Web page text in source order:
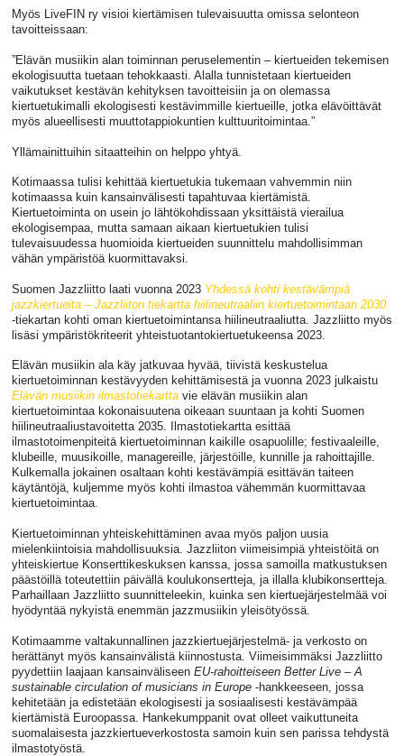
Myös LiveFIN ry visioi kiertämisen tulevaisuutta omissa selonteon
tavoitteissaan:
”Elävän musiikin alan toiminnan peruselementin – kiertueiden tekemisen
ekologisuutta tuetaan tehokkaasti. Alalla tunnistetaan kiertueiden
vaikutukset kestävän kehityksen tavoitteisiin ja on olemassa
kiertuetukimalli ekologisesti kestävimmille kiertueille, jotka elävöittävät
myös alueellisesti muuttotappiokuntien kulttuuritoimintaa.”
Yllämainittuihin sitaatteihin on helppo yhtyä.
Kotimaassa tulisi kehittää kiertuetukia tukemaan vahvemmin niin
kotimaassa kuin kansainvälisesti tapahtuvaa kiertämistä.
Kiertuetoiminta on usein jo lähtökohdissaan yksittäistä vierailua
ekologisempaa, mutta samaan aikaan kiertuetukien tulisi
tulevaisuudessa huomioida kiertueiden suunnittelu mahdollisimman
vähän ympäristöä kuormittavaksi.
Suomen Jazzliitto laati vuonna 2023 Yhdessä kohti kestävämpiä
jazzkiertueita – Jazzliiton tiekartta hiilineutraaliin kiertuetoimintaan 2030
-tiekartan kohti oman kiertuetoimintansa hiilineutraaliutta. Jazzliitto myös
lisäsi ympäristökriteerit yhteistuotantokiertuetukeensa 2023.
Elävän musiikin ala käy jatkuvaa hyvää, tiivistä keskustelua
kiertuetoiminnan kestävyyden kehittämisestä ja vuonna 2023 julkaistu
Elävän musiikin ilmastotiekarttavie elävän musiikin alan
kiertuetoimintaa kokonaisuutena oikeaan suuntaan ja kohti Suomen
hiilineutraaliustavoitetta 2035. Ilmastotiekartta esittää
ilmastotoimenpiteitä kiertuetoiminnan kaikille osapuolille; festivaaleille,
klubeille, muusikoille, managereille, järjestöille, kunnille ja rahoittajille.
Kulkemalla jokainen osaltaan kohti kestävämpiä esittävän taiteen
käytäntöjä, kuljemme myös kohti ilmastoa vähemmän kuormittavaa
kiertuetoimintaa.
Kiertuetoiminnan yhteiskehittäminen avaa myös paljon uusia
mielenkiintoisia mahdollisuuksia. Jazzliiton viimeisimpiä yhteistöitä on
yhteiskiertue Konserttikeskuksen kanssa, jossa samoilla matkustuksen
päästöillä toteutettiin päivällä koulukonsertteja, ja illalla klubikonsertteja.
Parhaillaan Jazzliitto suunnitteleekin, kuinka sen kiertuejärjestelmää voi
hyödyntää nykyistä enemmän jazzmusiikin yleisötyössä.
Kotimaamme valtakunnallinen jazzkiertuejärjestelmä- ja verkosto on
herättänyt myös kansainvälistä kiinnostusta. Viimeisimmäksi Jazzliitto
pyydettiin laajaan kansainväliseen EU-rahoitteiseen Better Live – A
sustainable circulation of musicians in Europe-hankkeeseen, jossa
kehitetään ja edistetään ekologisesti ja sosiaalisesti kestävämpää
kiertämistä Euroopassa. Hankekumppanit ovat olleet vaikuttuneita
suomalaisesta jazzkiertueverkostosta samoin kuin sen parissa tehdystä
ilmastotyöstä.